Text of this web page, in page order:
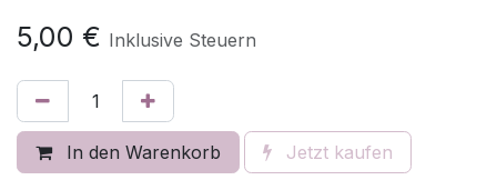
5,00 € Inklusive Steuern
In den Warenkorb Jetzt kaufen